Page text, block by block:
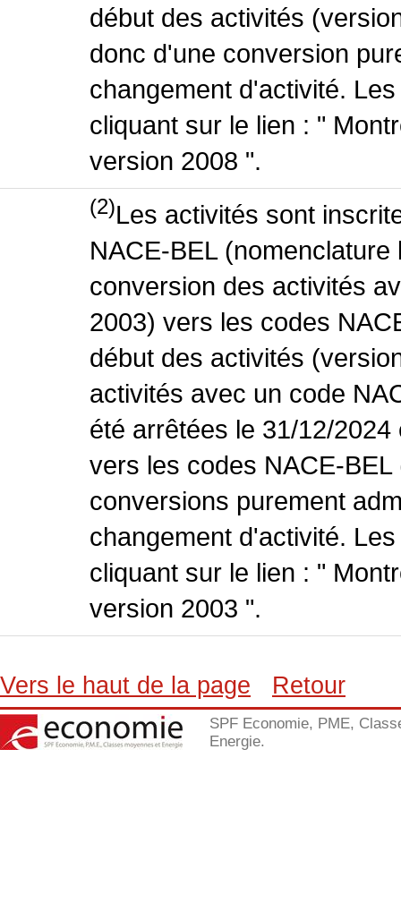
début des activités
donc d'une conversion
changement d'activité.
cliquant sur le lien : "
version 2008 ".
(2)Les activités sont
NACE-BEL
conversion des activités
2003) vers les codes
début des activités
activités avec un code
été arrêtées le 31/12/
vers les codes NACE-
conversions purement
changement d'activité.
cliquant sur le lien : "
version 2003 ".
Vers le haut de la page Retour
SPF Economie, PME,
Energie.